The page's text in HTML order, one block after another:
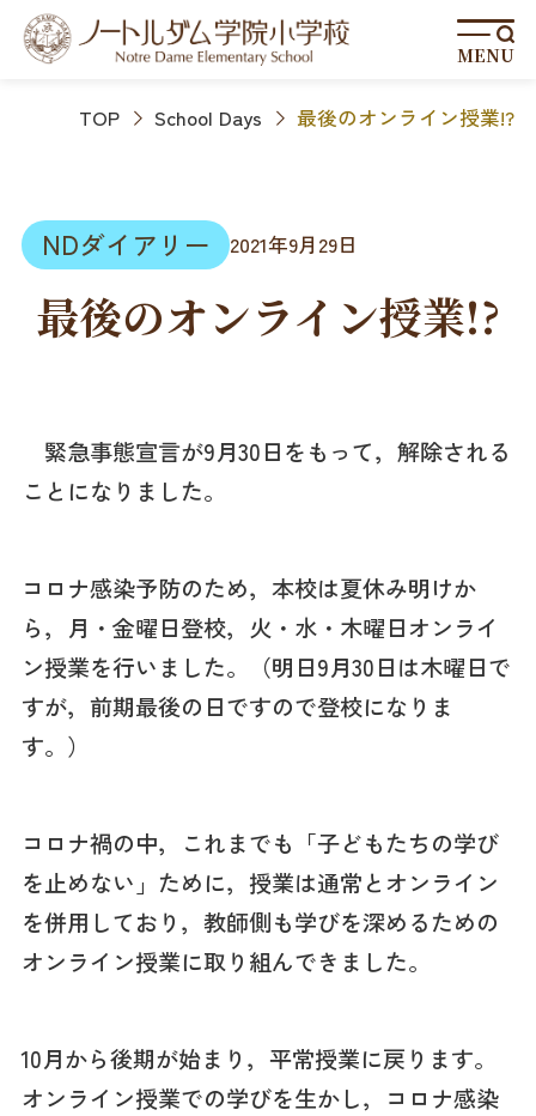
MENU
TOP School Days 最後のオンライン授業!?
NDダイアリー 2021年9月29日
最後のオンライン授業!?
緊急事態宣言が9月30日をもって，解除される
ことになりました。
コロナ感染予防のため，本校は夏休み明けか
ら，月・金曜日登校，火・水・木曜日オンライ
ン授業を行いました。（明日9月30日は木曜日で
すが，前期最後の日ですので登校になりま
す。）
コロナ禍の中，これまでも「子どもたちの学び
を止めない」ために，授業は通常とオンライン
を併用しており，教師側も学びを深めるための
オンライン授業に取り組んできました。
10月から後期が始まり，平常授業に戻ります。
オンライン授業での学びを生かし，コロナ感染